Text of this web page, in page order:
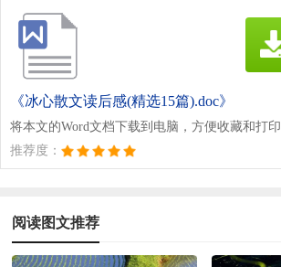
《冰心散文读后感(精选15篇).doc》
将本文的Word文档下载到电脑，方便收藏和打印
推荐度：
阅读图文推荐